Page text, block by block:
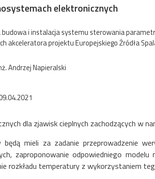
elektronicznych
budowa i instalacja systemu sterowania
akceleratora projektu Europejskiego Źródła
Andrzej Napieralski
dla zjawisk cieplnych zachodzących w
mieli za zadanie przeprowadzenie
zaproponowanie odpowiedniego
rozkładu temperatury z wykorzystaniem